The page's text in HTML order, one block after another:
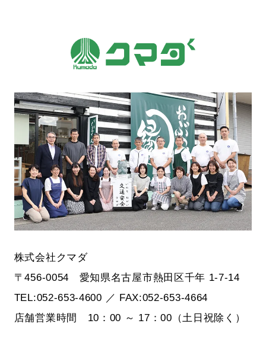
株式会社クマダ
〒456-0054 愛知県名古屋市熱田区千年 1-7-14
TEL:052-653-4600 ／ FAX:052-653-4664
店舗営業時間 10：00 ～ 17：00（土日祝除く）